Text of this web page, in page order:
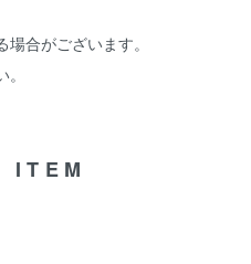
合がございます。
ITEM